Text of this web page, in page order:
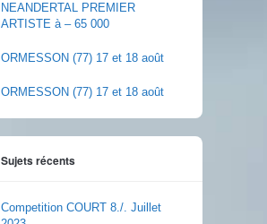
NEANDERTAL PREMIER
ARTISTE à – 65 000
ORMESSON (77) 17 et 18 août
ORMESSON (77) 17 et 18 août
Sujets récents
Competition COURT 8./. Juillet